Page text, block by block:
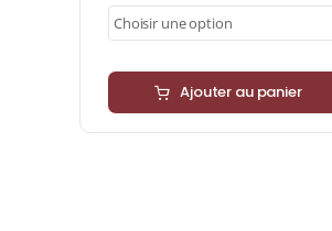
Ajouter au panier